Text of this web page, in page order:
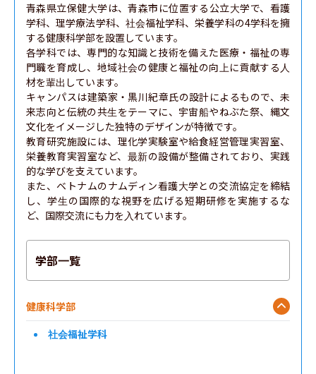
青森県立保健大学は、青森市に位置する公立大学で、看護
学科、理学療法学科、社会福祉学科、栄養学科の4学科を擁
する健康科学部を設置しています。
各学科では、専門的な知識と技術を備えた医療・福祉の専
門職を育成し、地域社会の健康と福祉の向上に貢献する人
材を輩出しています。
キャンパスは建築家・黒川紀章氏の設計によるもので、未
来志向と伝統の共生をテーマに、宇宙船やねぶた祭、縄文
文化をイメージした独特のデザインが特徴です。
教育研究施設には、理化学実験室や給食経営管理実習室、
栄養教育実習室など、最新の設備が整備されており、実践
的な学びを支えています。
また、ベトナムのナムディン看護大学との交流協定を締結
し、学生の国際的な視野を広げる短期研修を実施するな
ど、国際交流にも力を入れています。
学部一覧
健康科学部
社会福祉学科